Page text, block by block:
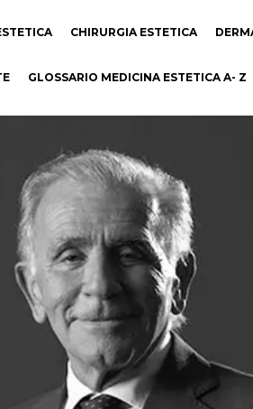
CHIRURGIA ESTETICA
GLOSSARIO MEDICINA ESTETICA A- Z